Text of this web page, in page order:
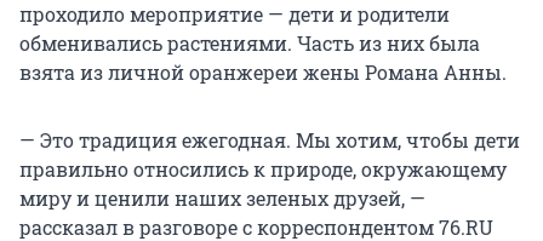
проходило мероприятие — дети и родители
обменивались растениями. Часть из них была
взята из личной оранжереи жены Романа Анны.
— Это традиция ежегодная. Мы хотим, чтобы дети
правильно относились к природе, окружающему
миру и ценили наших зеленых друзей, —
рассказал в разговоре с корреспондентом 76.RU